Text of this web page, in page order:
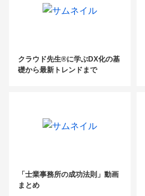
クラウド先生®に学ぶDX化の基
礎から最新トレンドまで
「士業事務所の成功法則」動画
まとめ